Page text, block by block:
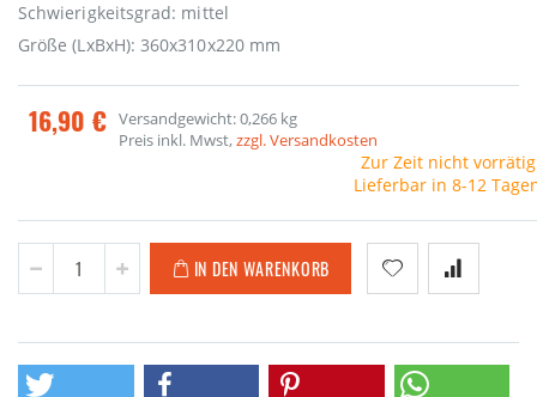
Schwierigkeitsgrad: mittel
Größe (LxBxH): 360x310x220 mm
16,90 € Versandgewicht: 0,266 kg
Preis inkl. Mwst,zzgl. Versandkosten
Zur Zeit nicht
Lieferbar in 8-12
IN DEN WARENKORB